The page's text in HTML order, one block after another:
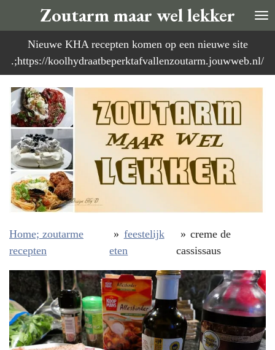
direct
naar
de
Zoutarm maar wel lekker
Nieuwe KHA recepten komen op een nieuwe site
.;https://koolhydraatbeperktafvallenzoutarm.jouwweb.nl/
Home; zoutarme
recepten
» feestelijk
eten
» creme de
cassissaus